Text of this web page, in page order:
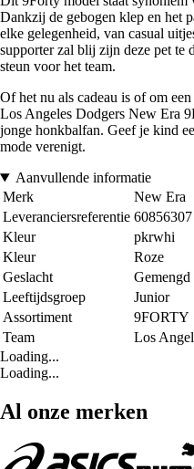
Dankzij de gebogen klep en het
elke gelegenheid, van casual
supporter zal blij zijn deze pet te
steun voor het team.
Of het nu als cadeau is of om
Los Angeles Dodgers New Era
jonge honkbalfan. Geef je kind
mode verenigt.
Aanvullende informatie
Merk
New Era
Leveranciersreferentie 60856307
Kleur
pkrwhi
Kleur
Roze
Geslacht
Gemengd
Leeftijdsgroep
Junior
Assortiment
9FORTY
Team
Los
Loading...
Loading...
Al onze merken